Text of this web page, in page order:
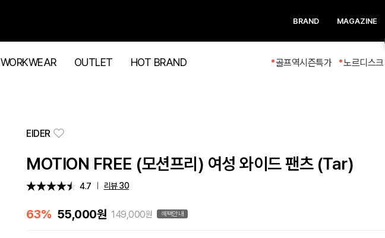
BRAND MAGAZINE
WORKWEAR OUTLET HOT BRAND 골프역시즌특가 노르디스
EIDER
MOTION FREE (모션프리) 여성 와이드 팬츠 (Tar)
4.7 리뷰 30
63% 55,000원 149,000원 혜택안내